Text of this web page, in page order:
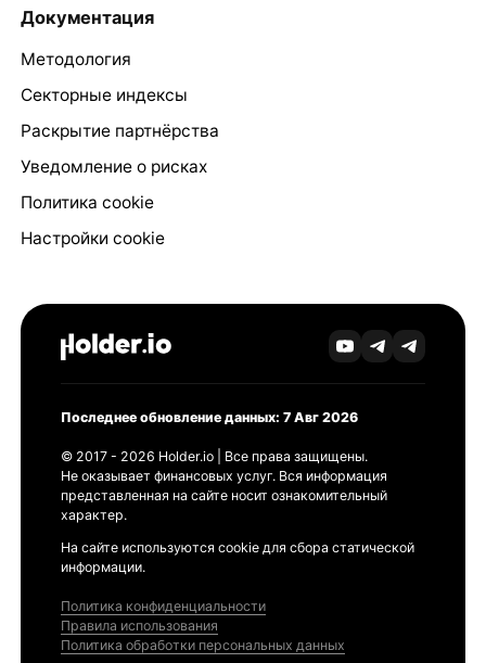
Документация
Методология
Секторные индексы
Раскрытие партнёрства
Уведомление о рисках
Политика cookie
Настройки cookie
Последнее обновление данных: 7 Авг 2026
© 2017 - 2026 Holder.io | Все права защищены.
Не оказывает финансовых услуг. Вся информация
представленная на сайте носит ознакомительный
характер.
На сайте используются cookie для сбора статической
информации.
Политика конфиденциальности
Правила использования
Политика обработки персональных данных